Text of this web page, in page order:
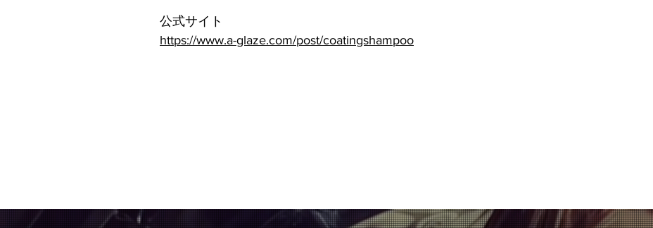
公式サイト
https://www.a-glaze.com/post/coatingshampoo